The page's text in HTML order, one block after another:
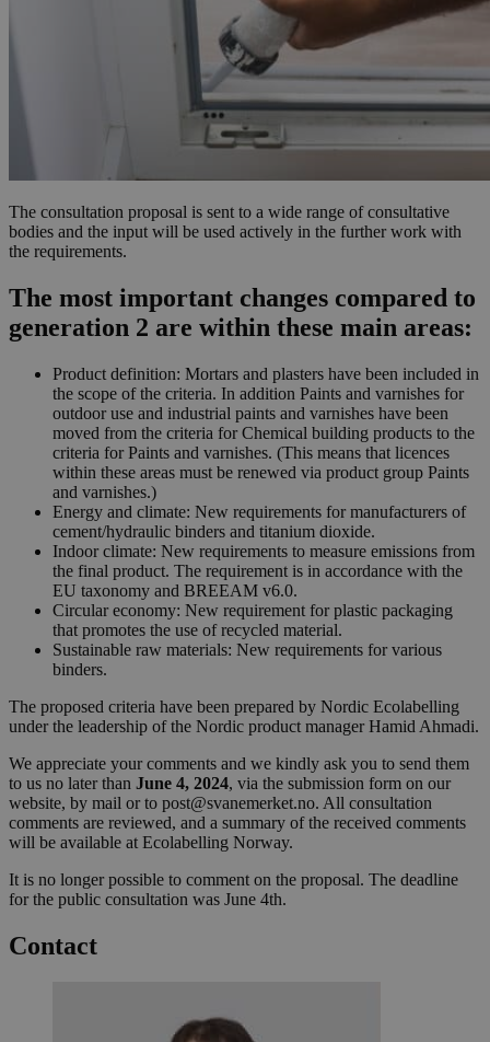
The consultation proposal is sent to a wide range of consultative
bodies and the input will be used actively in the further work with
the requirements.
The most important changes compared to
generation 2 are within these main areas:
Product definition: Mortars and plasters have been included in
the scope of the criteria. In addition Paints and varnishes for
outdoor use and industrial paints and varnishes have been
moved from the criteria for Chemical building products to the
criteria for Paints and varnishes. (This means that licences
within these areas must be renewed via product group Paints
and varnishes.)
Energy and climate: New requirements for manufacturers of
cement/hydraulic binders and titanium dioxide.
Indoor climate: New requirements to measure emissions from
the final product. The requirement is in accordance with the
EU taxonomy and BREEAM v6.0.
Circular economy: New requirement for plastic packaging
that promotes the use of recycled material.
Sustainable raw materials: New requirements for various
binders.
The proposed criteria have been prepared by Nordic Ecolabelling
under the leadership of the Nordic product manager Hamid Ahmadi.
We appreciate your comments and we kindly ask you to send them
to us no later than June 4, 2024, via the submission form on our
website, by mail or to post@svanemerket.no. All consultation
comments are reviewed, and a summary of the received comments
will be available at Ecolabelling Norway.
It is no longer possible to comment on the proposal. The deadline
for the public consultation was June 4th.
Contact